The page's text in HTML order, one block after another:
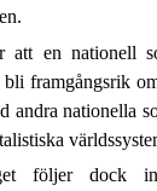
att en nationell
bli framgångsrik
andra nationella
följer dock